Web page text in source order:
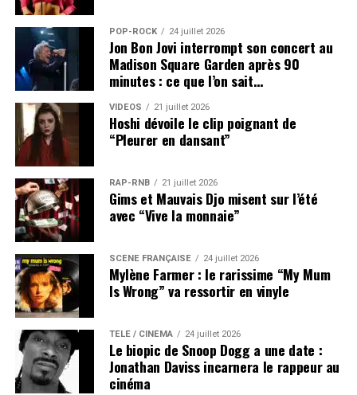
POP-ROCK 24 juillet 2026
Jon Bon Jovi interrompt son concert au
Madison Square Garden après 90
minutes : ce que l’on sait…
VIDEOS 21 juillet 2026
Hoshi dévoile le clip poignant de
“Pleurer en dansant”
RAP-RNB 21 juillet 2026
Gims et Mauvais Djo misent sur l’été
avec “Vive la monnaie”
SCÈNE FRANÇAISE 24 juillet 2026
Mylène Farmer : le rarissime “My Mum
Is Wrong” va ressortir en vinyle
TÉLÉ / CINÉMA 24 juillet 2026
Le biopic de Snoop Dogg a une date :
Jonathan Daviss incarnera le rappeur au
cinéma